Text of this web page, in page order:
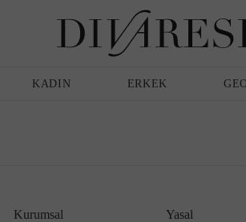
KADIN ERKEK
Kurumsal Yasal